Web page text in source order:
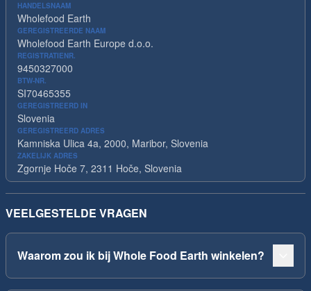
HANDELSNAAM
Wholefood Earth
GEREGISTREERDE NAAM
Wholefood Earth Europe d.o.o.
REGISTRATIENR.
9450327000
BTW-NR.
SI70465355
GEREGISTREERD IN
Slovenia
GEREGISTREERD ADRES
Kamniska Ulica 4a, 2000, Maribor, Slovenia
ZAKELIJK ADRES
Zgornje Hoče 7, 2311 Hoče, Slovenia
VEELGESTELDE VRAGEN
Waarom zou ik bij Whole Food Earth winkelen?